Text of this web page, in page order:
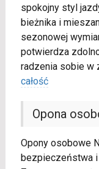
spokojny styl
bieżnika i
sezonowej
potwierdza
radzenia sobie w
całość
Opona
Opony osobowe
bezpieczeństwa i